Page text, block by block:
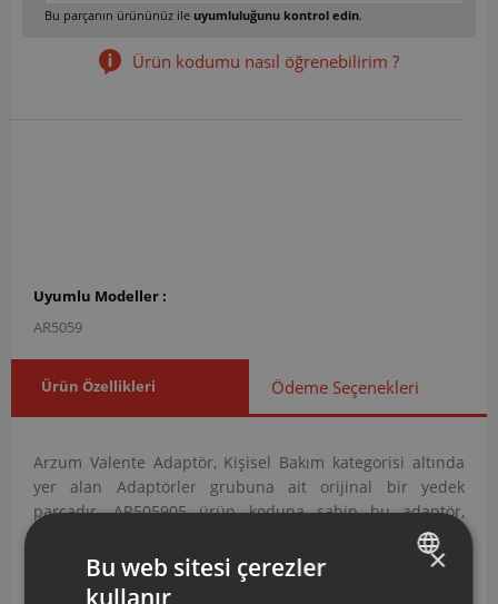
Bu parçanın ürününüz ile uyumluluğunu kontrol edin.
Ürün kodumu nasıl öğrenebilirim ?
Uyumlu Modeller :
AR5059
Ürün Özellikleri Ödeme Seçenekleri
Arzum Valente Adaptör, Kişisel Bakım kategorisi altında
yer alan Adaptörler grubuna ait orijinal bir yedek
parçadır. AR505905 ürün koduna sahip bu adaptör,
cihazın güç bağlantısını sağlamak ve doğru çalışma
voltajını iletmek amacıyla tasarlanmıştır.
AR505905 Kodlu Valente Adaptör Aşağıdaki
×
Bu web sitesi çerezler
kullanır